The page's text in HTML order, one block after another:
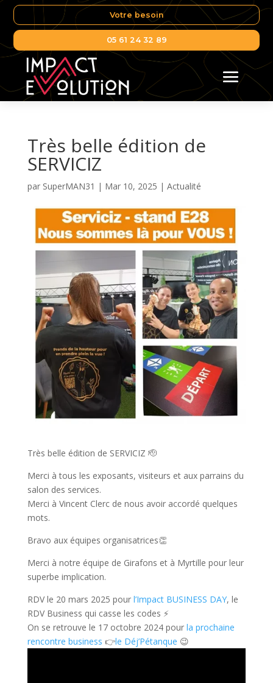
05 61 24 32 89
Votre besoin
Très belle édition de
SERVICIZ
par SuperMAN31 | Mar 10, 2025 | Actualité
Très belle édition de SERVICIZ 🫡
Merci à tous les exposants, visiteurs et aux parrains du
salon des services.
Merci à Vincent Clerc de nous avoir accordé quelques
mots.
Bravo aux équipes organisatrices👏
Merci à notre équipe de Girafons et à Myrtille pour leur
superbe implication.
RDV le 20 mars 2025 pour l’Impact BUSINESS DAY, le
RDV Business qui casse les codes ⚡
On se retrouve le 17 octobre 2024 pour la prochaine
rencontre business 👉le Déj’Pétanque 😉